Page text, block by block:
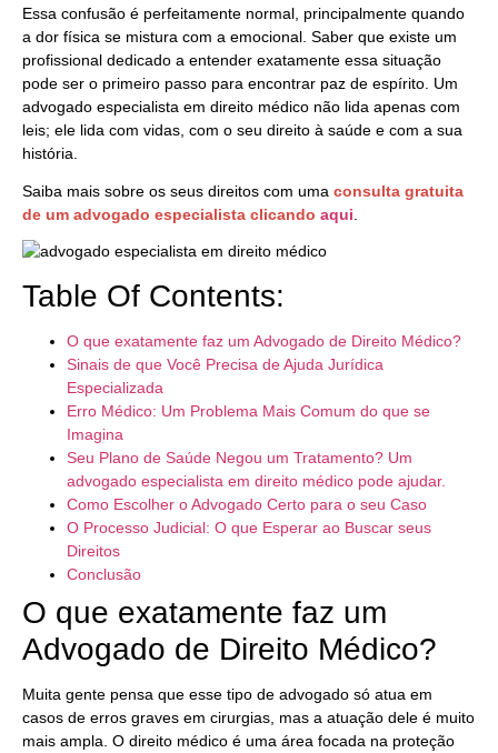
Essa confusão é perfeitamente normal, principalmente quando
a dor física se mistura com a emocional. Saber que existe um
profissional dedicado a entender exatamente essa situação
pode ser o primeiro passo para encontrar paz de espírito. Um
advogado especialista em direito médico não lida apenas com
leis; ele lida com vidas, com o seu direito à saúde e com a sua
história.
Saiba mais sobre os seus direitos com uma consulta gratuita
de um advogado especialista clicando aqui
Table Of Contents:
O que exatamente faz um Advogado de Direito Médico?
Sinais de que Você Precisa de Ajuda Jurídica
Especializada
Erro Médico: Um Problema Mais Comum do que se
Imagina
Seu Plano de Saúde Negou um Tratamento? Um
advogado especialista em direito médico pode ajudar.
Como Escolher o Advogado Certo para o seu Caso
O Processo Judicial: O que Esperar ao Buscar seus
Direitos
Conclusão
O que exatamente faz um
Advogado de Direito Médico?
Muita gente pensa que esse tipo de advogado só atua em
casos de erros graves em cirurgias, mas a atuação dele é muito
mais ampla. O direito médico é uma área focada na proteção